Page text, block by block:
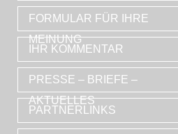
FORMULAR FÜR IHRE
MEINUNG
IHR KOMMENTAR
PRESSE – BRIEFE –
AKTUELLES
PARTNERLINKS